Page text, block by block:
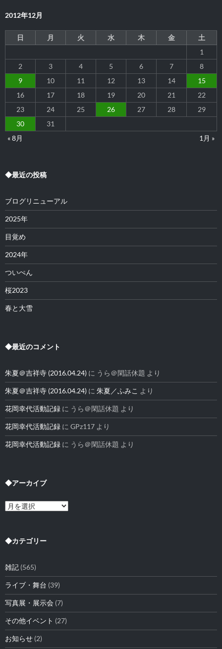
ョ
2012年12月
日 月 火 水 木 金
土
1
2
3 4 5 6 7
8
9
10 11 12 13 14
15
16
17 18 19 20 21
22
23
24 25 26 27 28
29
30
31
« 8月
1月 »
◆最近の投稿
ブログリニューアル
2025年
目覚め
2024年
ついぺん
桜2023
春と大雪
◆最近のコメント
朱夏＠吉祥寺 (2016.04.24) に うら＠閑話休題 より
朱夏＠吉祥寺 (2016.04.24) に 朱夏／ふみこ より
花岡幸代活動記録 に うら＠閑話休題 より
花岡幸代活動記録 に GPz117 より
花岡幸代活動記録 に うら＠閑話休題 より
◆アーカイブ
◆
ア
イ
◆カテゴリー
雑記 (565)
ライブ・舞台 (39)
写真展・展示会 (7)
その他イベント (27)
お知らせ (2)